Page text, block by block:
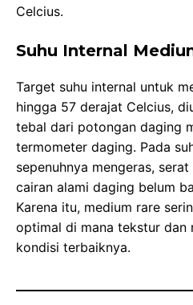
Celcius.
Suhu Internal
Target suhu internal untuk
hingga 57 derajat Celcius,
tebal dari potongan daging
termometer daging. Pada
sepenuhnya mengeras,
cairan alami daging belum
Karena itu, medium rare
optimal di mana tekstur dan
kondisi terbaiknya.